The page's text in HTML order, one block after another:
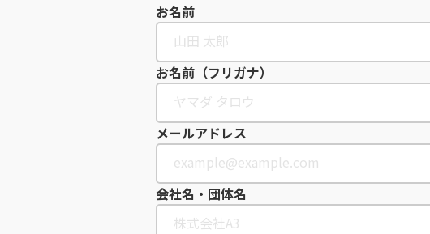
お名前
お名前（フリガナ）
メールアドレス
会社名・団体名